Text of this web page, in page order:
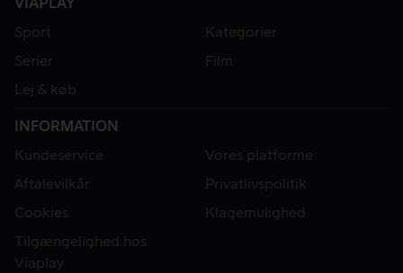
VIAPLAY
Sport
Kategorier
Serier
Film
Lej & køb
INFORMATION
Kundeservice
Vores platforme
Aftalevilkår
Privatlivspolitik
Cookies
Klagemulighed
Tilgængelighed hos
Viaplay